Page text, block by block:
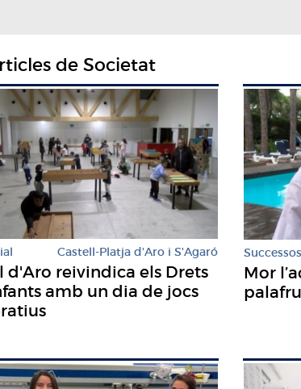
de Societat
Castell-Platja d'Aro i S'Agaró
d'Aro reivindica els Drets
amb un dia de jocs
Successos
Mor